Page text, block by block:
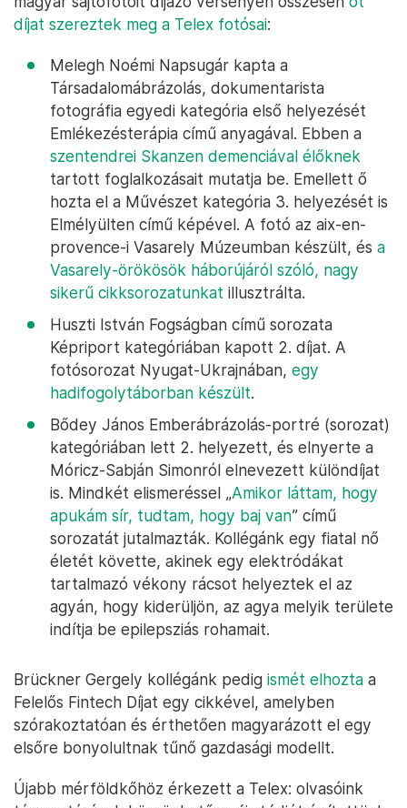
díjat szereztek meg a Telex fotósai:
Melegh Noémi Napsugár kapta a
Társadalomábrázolás, dokumentarista
fotográfia egyedi kategória első helyezését
Emlékezésterápia című anyagával. Ebben a
szentendrei Skanzen demenciával élőknek
tartott foglalkozásait mutatja be. Emellett ő
hozta el a Művészet kategória 3. helyezését is
Elmélyülten című képével. A fotó az aix-en-
provence-i Vasarely Múzeumban készült, és a
Vasarely-örökösök háborújáról szóló, nagy
sikerű cikksorozatunkat illusztrálta.
Huszti István Fogságban című sorozata
Képriport kategóriában kapott 2. díjat. A
fotósorozat Nyugat-Ukrajnában, egy
hadifogolytáborban készült.
Bődey János Emberábrázolás-portré (sorozat)
kategóriában lett 2. helyezett, és elnyerte a
Móricz-Sabján Simonról elnevezett különdíjat
is. Mindkét elismeréssel „Amikor láttam, hogy
apukám sír, tudtam, hogy baj van” című
sorozatát jutalmazták. Kollégánk egy fiatal nő
életét követte, akinek egy elektródákat
tartalmazó vékony rácsot helyeztek el az
agyán, hogy kiderüljön, az agya melyik területe
indítja be epilepsziás rohamait.
Brückner Gergely kollégánk pedig ismét elhozta a
Felelős Fintech Díjat egy cikkével, amelyben
szórakoztatóan és érthetően magyarázott el egy
elsőre bonyolultnak tűnő gazdasági modellt.
Újabb mérföldkőhöz érkezett a Telex: olvasóink